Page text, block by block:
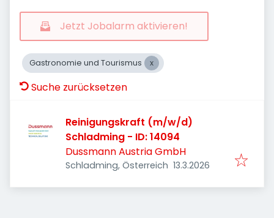
Jetzt Jobalarm aktivieren!
Gastronomie und Tourismus
Suche zurücksetzen
Reinigungskraft (m/w/d)
Schladming - ID: 14094
Dussmann Austria GmbH
Schladming, Österreich Veröffentlicht
13.3.2026